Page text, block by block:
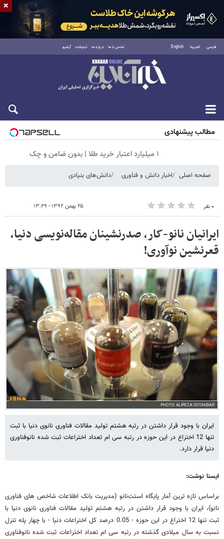
فارسی العربية English تماس با ما درباره ما تبلیغات آرشیو
شنبه ۱۷ مرداد ۱۴۰۵
مطالب پیشنهادی
۱ میلیارد اعتبار خرید طلا | بدون ضامن و چک
صفحه اصلی اخبار دانش و فناوری دانش‌های بنیادی
۰ نفر ۲۵ بهمن ۱۳۹۲ - ۱۳:۲۹
ایرانیان نانو-کار، صدرنشینان مقاله‌نویسی دنیا،
قعرنشین نوآوری!
ایران با وجود قرار داشتن در رتبه هشتم تولید مقالات فناوری نانوی دنیا با ثبت
تنها 12 اختراع در این حوزه در رتبه سی ام تعداد اختراعات ثبت شده نانوفناوری
دنیا قرار دارد.
ایسنا نوشت:
براساس تازه ترین آمار پایگاه استت‌نانو (مدیریت بانک اطلاعات شاخص های فناوری
نانو)، ایران با وجود قرار داشتن در رتبه هشتم تولید مقالات فناوری نانوی دنیا با
ثبت تنها 12 اختراع در این حوزه - 0.05 درصد کل اختراعات دنیا - با چهار پله تنزل
نسبت به سال میلادی گذشته در رتبه سی ام تعداد اختراعات ثبت شده نانوفناوری
×